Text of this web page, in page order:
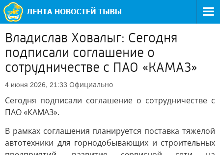
Владислав Ховалыг: Сегодня
подписали соглашение о
сотрудничестве с ПАО «КАМАЗ»
4 июня 2026, 21:33 Официально
Сегодня подписали соглашение о сотрудничестве с
ПАО «КАМАЗ».
В рамках соглашения планируется поставка тяжелой
автотехники для горнодобывающих и строительных